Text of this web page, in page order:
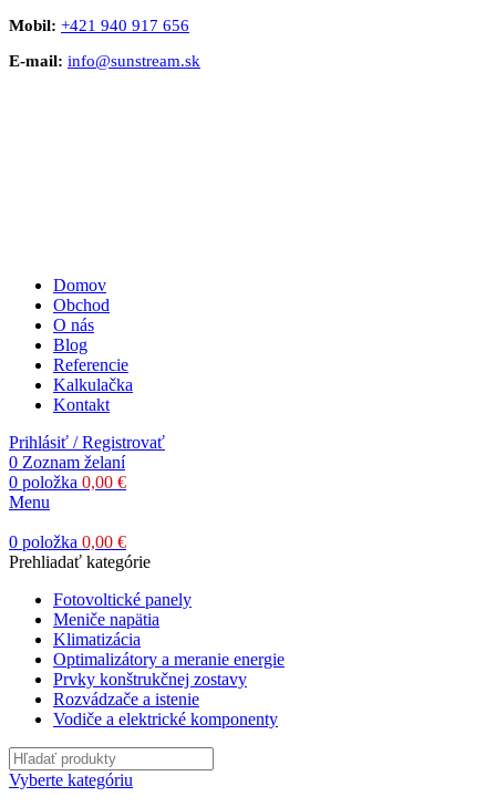
Mobil: +421 940 917 656
E-mail: info@sunstream.sk
Domov
Obchod
O nás
Blog
Referencie
Kalkulačka
Kontakt
Prihlásiť / Registrovať
0 Zoznam želaní
0 položka 0,00 €
Menu
0 položka 0,00 €
Prehliadať kategórie
Fotovoltické panely
Meniče napätia
Klimatizácia
Optimalizátory a meranie energie
Prvky konštrukčnej zostavy
Rozvádzače a istenie
Vodiče a elektrické komponenty
Vyberte kategóriu